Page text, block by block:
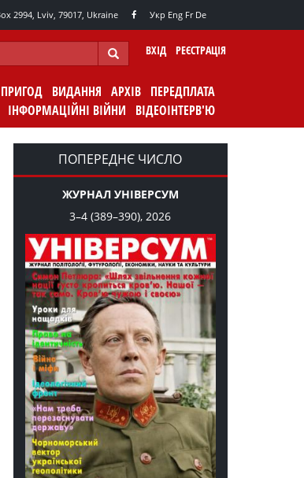
2994, Lviv, 79017, Ukraine Укр Eng Fr De
ВХІД РЕЄСТРАЦІЯ
ПРИГОД ВИДАННЯ АРХІВ ПЕРЕДПЛАТА
ІНФОРМАЦІЙНІ ВІЙНИ ВІДЕОІНТЕРВ'Ю
ПОПЕРЕДНЄ ЧИСЛО
ЖУРНАЛ УНІВЕРСУМ
3–4 (389–390), 2026